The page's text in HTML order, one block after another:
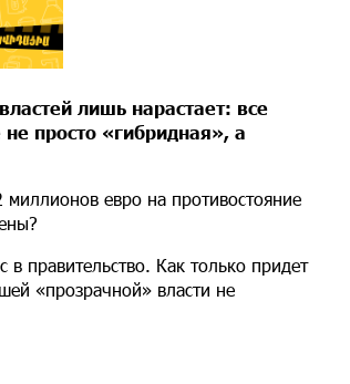
лишь нарастает: все
просто «гибридная», а
евро на противостояние
правительство. Как только придет
«прозрачной» власти не